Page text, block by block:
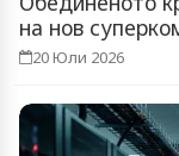
на нов
20 Юли 2026